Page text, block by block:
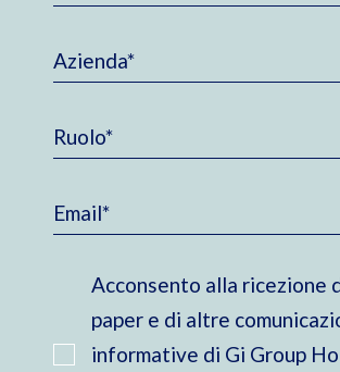
Acconsento alla ricezione
paper e di altre
informative di Gi Group